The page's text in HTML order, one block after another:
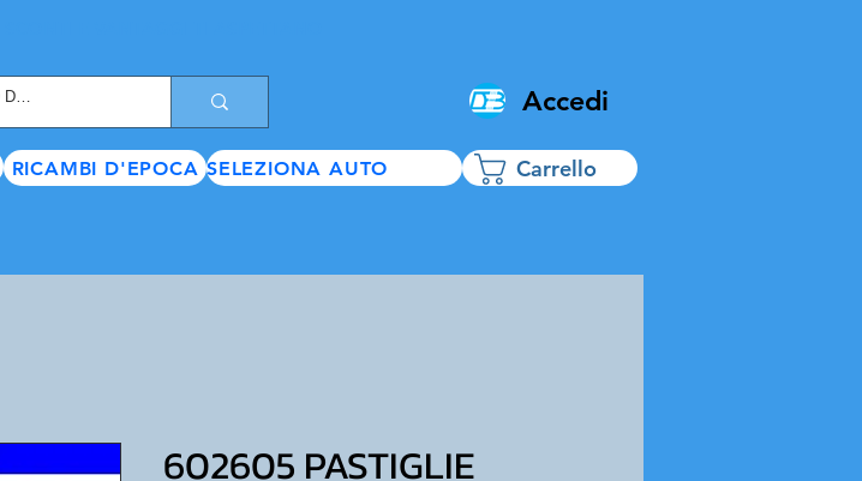
RICAMBI D'EPOCA SELEZIONA AUTO
Accedi
Carrello
602605 PASTIGLIE